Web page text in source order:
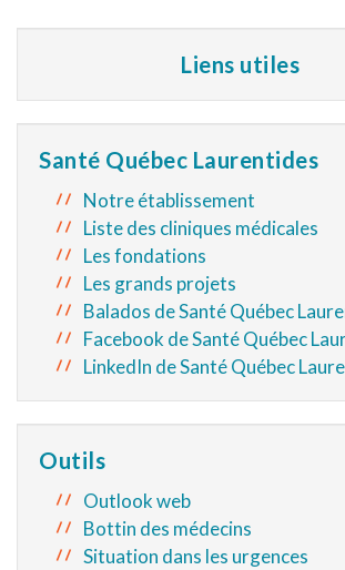
Liens utiles
Santé Québec Laurentides
Notre établissement
Liste des cliniques médicales
Les fondations
Les grands projets
Balados de Santé Québec
Facebook de Santé Québec
LinkedIn de Santé Québec
Outils
Outlook web
Bottin des médecins
Situation dans les urgences